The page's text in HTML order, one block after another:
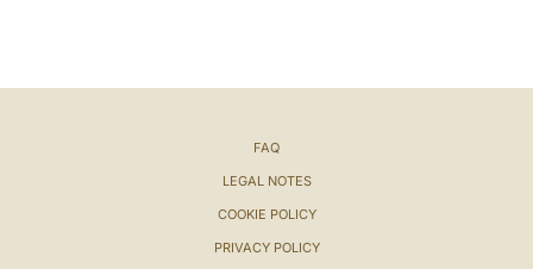
FAQ
LEGAL NOTES
COOKIE POLICY
PRIVACY POLICY